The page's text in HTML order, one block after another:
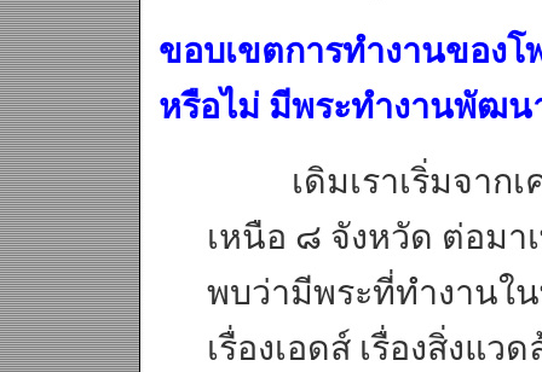
ขอบเขตการทำงานของ
หรือไม่ มีพระทำงานพัฒน
เดิมเราเริ่มจากเ
เหนือ ๘ จังหวัด ต่อมา
พบว่ามีพระที่ทำงานใ
เรื่องเอดส์ เรื่องสิ่งแว